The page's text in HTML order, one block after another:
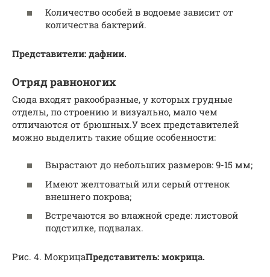
Количество особей в водоеме зависит от
количества бактерий.
Представители: дафнии.
Отряд равноногих
Сюда входят ракообразные, у которых грудные
отделы, по строению и визуально, мало чем
отличаются от брюшных.У всех представителей
можно выделить такие общие особенности:
Вырастают до небольших размеров: 9-15 мм;
Имеют желтоватый или серый оттенок
внешнего покрова;
Встречаются во влажной среде: листовой
подстилке, подвалах.
Рис. 4. МокрицаПредставитель: мокрица.